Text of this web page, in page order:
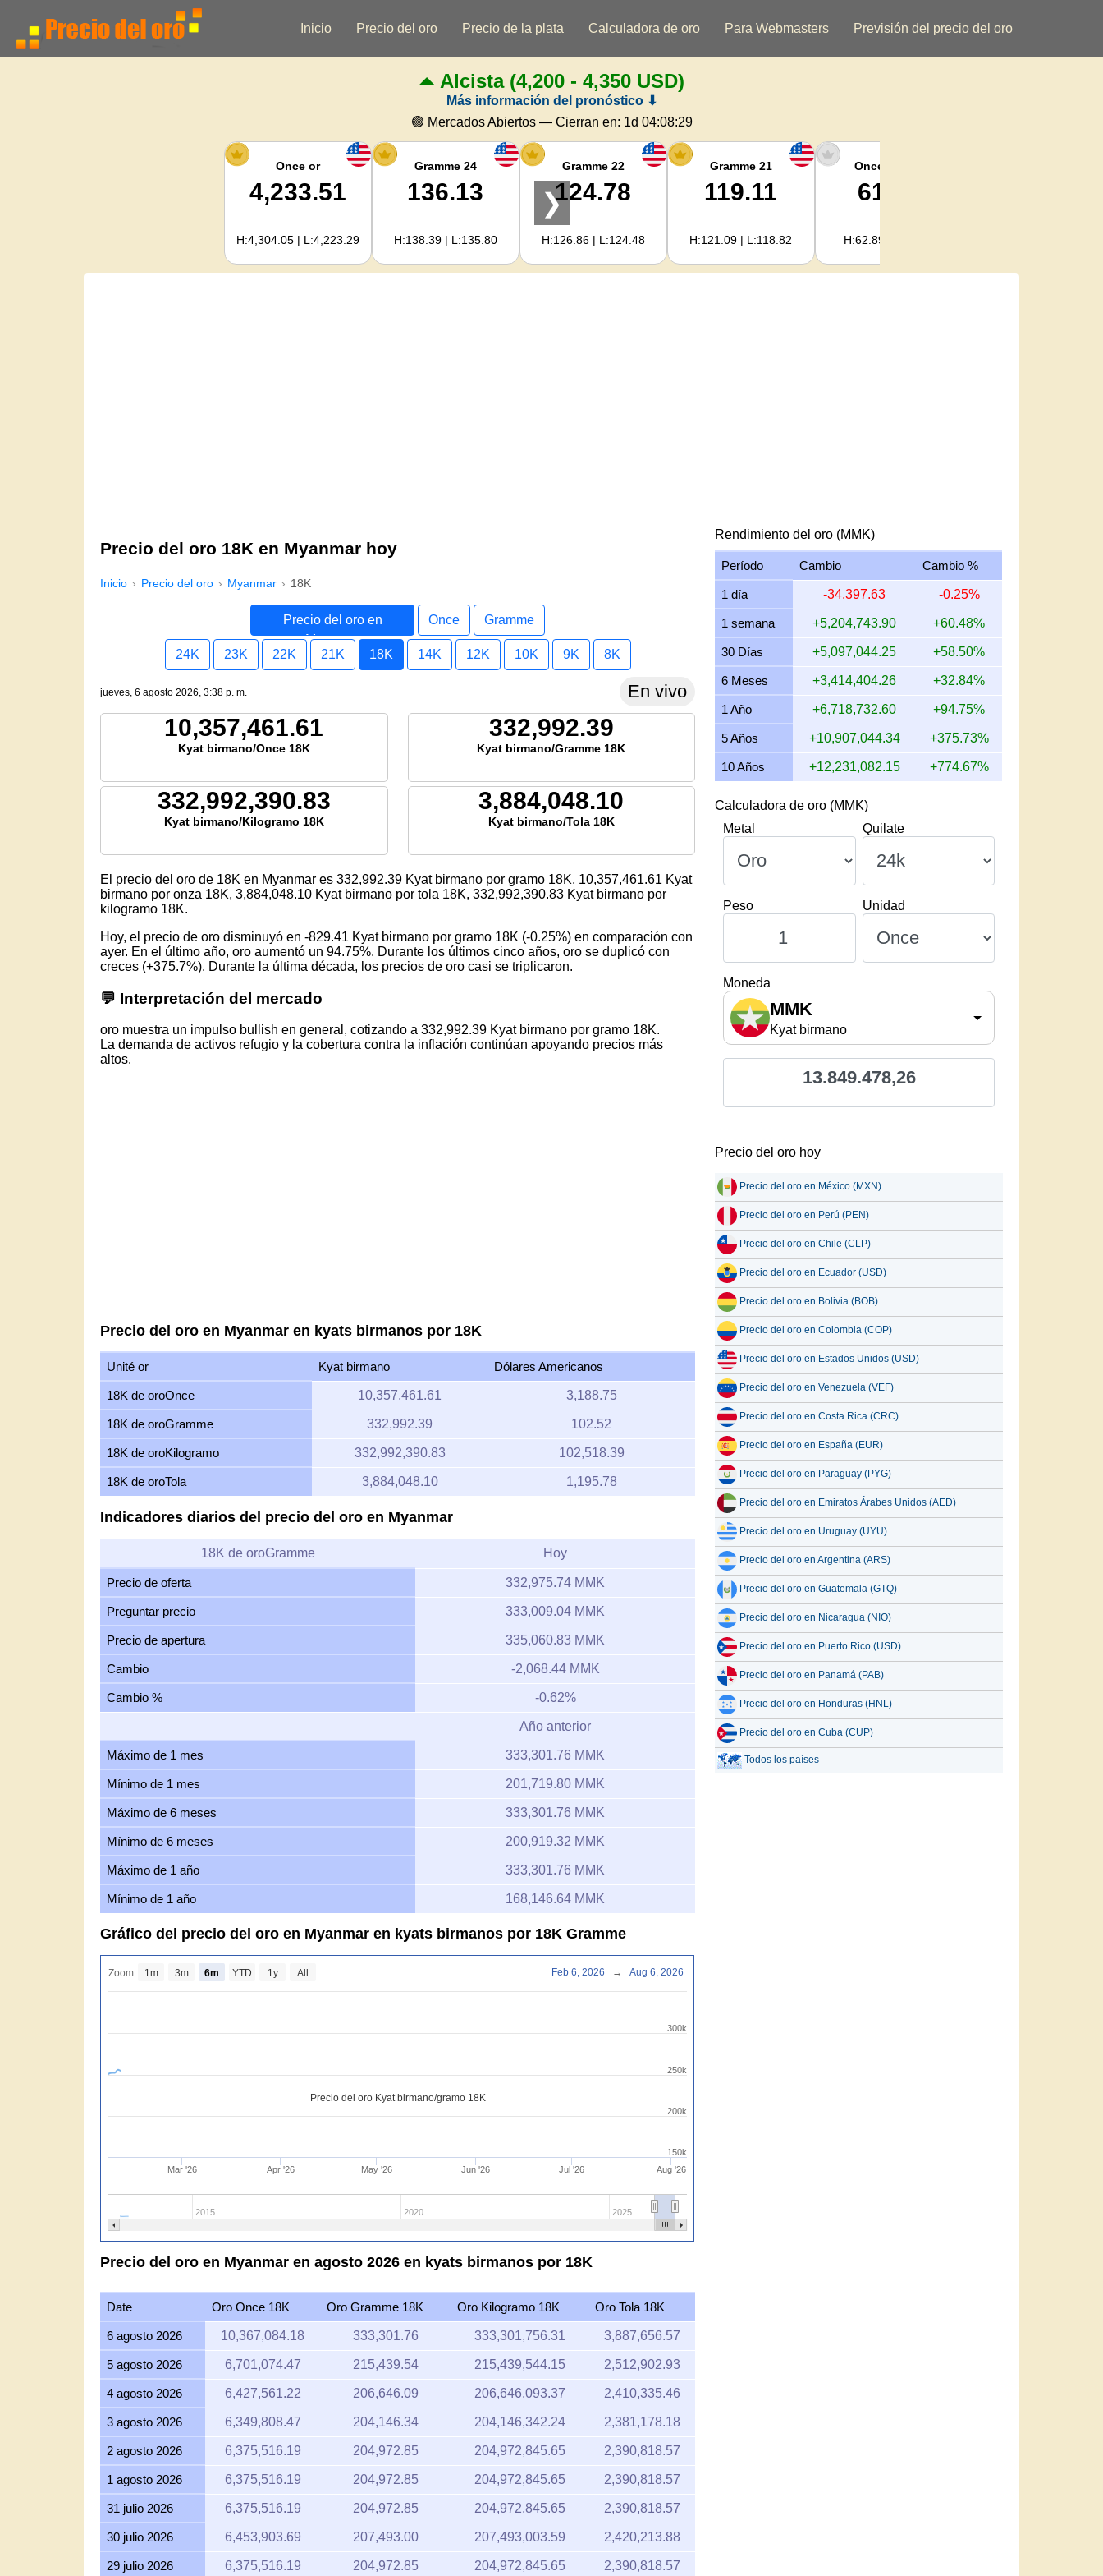
Inicio Precio del oro Precio de la plata Calculadora de oro Para Webmasters Previsión del precio del oro
Alcista(4,200 - 4,350 USD)
Más información del pronóstico ⬇
🟢 Mercados Abiertos — Cierran en: 1d 04:08:28
Once or
4,233.51
H:4,304.05 | L:4,223.29
Gramme 24
136.13
H:138.39 | L:135.80
Gramme 22
124.78
H:126.86 | L:124.48
Gramme 21
119.11
H:121.09 | L:118.82
Once argent
61.15
H:62.89 | L:60.85
❯
Precio del oro 18K en Myanmar hoy
Inicio Precio del oro Myanmar 18K
Precio del oro en
Myanmar
Once Gramme
24K 23K 22K 21K 18K 14K 12K 10K 9K 8K
jueves, 6 agosto 2026, 3:38 p. m. En vivo
10,357,461.61
Kyat birmano/Once 18K
332,992.39
Kyat birmano/Gramme 18K
332,992,390.83
Kyat birmano/Kilogramo 18K
3,884,048.10
Kyat birmano/Tola 18K
El precio del oro de 18K en Myanmar es 332,992.39 Kyat birmano por gramo 18K, 10,357,461.61 Kyat
birmano por onza 18K, 3,884,048.10 Kyat birmano por tola 18K, 332,992,390.83 Kyat birmano por
kilogramo 18K.
Hoy, el precio de oro disminuyó en -829.41 Kyat birmano por gramo 18K (-0.25%) en comparación con
ayer. En el último año, oro aumentó un 94.75%. Durante los últimos cinco años, oro se duplicó con
creces (+375.7%). Durante la última década, los precios de oro casi se triplicaron.
💬 Interpretación del mercado
oro muestra un impulso bullish en general, cotizando a 332,992.39 Kyat birmano por gramo 18K.
La demanda de activos refugio y la cobertura contra la inflación continúan apoyando precios más
altos.
Precio del oro en Myanmar en kyats birmanos por 18K
Unité or Kyat birmano Dólares Americanos
18K de oroOnce 10,357,461.61 3,188.75
18K de oroGramme 332,992.39 102.52
18K de oroKilogramo 332,992,390.83 102,518.39
18K de oroTola 3,884,048.10 1,195.78
Indicadores diarios del precio del oro en Myanmar
18K de oroGramme Hoy
Precio de oferta 332,975.74 MMK
Preguntar precio 333,009.04 MMK
Precio de apertura 335,060.83 MMK
Cambio -2,068.44 MMK
Cambio % -0.62%
Año anterior
Máximo de 1 mes 333,301.76 MMK
Mínimo de 1 mes 201,719.80 MMK
Máximo de 6 meses 333,301.76 MMK
Mínimo de 6 meses 200,919.32 MMK
Máximo de 1 año 333,301.76 MMK
Mínimo de 1 año 168,146.64 MMK
Gráfico del precio del oro en Myanmar en kyats birmanos por 18K Gramme
Precio del oro Kyat birmano/gramo 18K
Mar '26 Apr '26 May '26 Jun '26 Jul '26 Aug '26
2015 2020 2025
200k
250k
300k
150k
Zoom 1m 3m 6m YTD 1y All Feb 6, 2026 → Aug 6, 2026
Precio del oro en Myanmar en agosto 2026 en kyats birmanos por 18K
Date Oro Once 18K Oro Gramme 18K Oro Kilogramo 18K Oro Tola 18K
6 agosto 2026 10,367,084.18 333,301.76 333,301,756.31 3,887,656.57
5 agosto 2026 6,701,074.47 215,439.54 215,439,544.15 2,512,902.93
4 agosto 2026 6,427,561.22 206,646.09 206,646,093.37 2,410,335.46
3 agosto 2026 6,349,808.47 204,146.34 204,146,342.24 2,381,178.18
2 agosto 2026 6,375,516.19 204,972.85 204,972,845.65 2,390,818.57
1 agosto 2026 6,375,516.19 204,972.85 204,972,845.65 2,390,818.57
31 julio 2026 6,375,516.19 204,972.85 204,972,845.65 2,390,818.57
30 julio 2026 6,453,903.69 207,493.00 207,493,003.59 2,420,213.88
29 julio 2026 6,375,516.19 204,972.85 204,972,845.65 2,390,818.57
Rendimiento del oro (MMK)
Período Cambio Cambio %
1 día -34,397.63 -0.25%
1 semana +5,204,743.90 +60.48%
30 Días +5,097,044.25 +58.50%
6 Meses +3,414,404.26 +32.84%
1 Año +6,718,732.60 +94.75%
5 Años +10,907,044.34 +375.73%
10 Años +12,231,082.15 +774.67%
Calculadora de oro (MMK)
Metal
Quilate
Peso Unidad
Moneda
MMK
Kyat birmano
13.849.478,26
Precio del oro hoy
Precio del oro en México (MXN)
Precio del oro en Perú (PEN)
Precio del oro en Chile (CLP)
Precio del oro en Ecuador (USD)
Precio del oro en Bolivia (BOB)
Precio del oro en Colombia (COP)
Precio del oro en Estados Unidos (USD)
Precio del oro en Venezuela (VEF)
Precio del oro en Costa Rica (CRC)
Precio del oro en España (EUR)
Precio del oro en Paraguay (PYG)
Precio del oro en Emiratos Árabes Unidos (AED)
Precio del oro en Uruguay (UYU)
Precio del oro en Argentina (ARS)
Precio del oro en Guatemala (GTQ)
Precio del oro en Nicaragua (NIO)
Precio del oro en Puerto Rico (USD)
Precio del oro en Panamá (PAB)
Precio del oro en Honduras (HNL)
Precio del oro en Cuba (CUP)
Todos los países